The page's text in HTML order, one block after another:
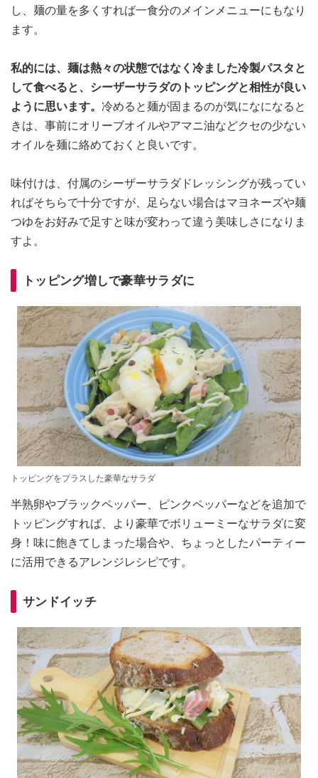
し、麺の量を多くすれば一食分のメインメニューにもなり
ます。
私的には、麺は熱々の状態ではなく冷ました冷製パスタと
して食べると、シーザーサラダのトッピングと相性が良い
ように思います。 冷めると麺が固まるのが気になになると
きは、事前にオリーブオイルやアマニ油などクセの少ない
オイルを麺に絡めておくと良いです。
味付けは、付属のシーザーサラダドレッシングが残ってい
ればそちらで十分ですが、足らない場合はマヨネーズや麺
つゆをお好みで足すと味が変わって違う美味しさになりま
すよ。
トッピング増しで豪華サラダに
トッピングをプラスした豪華なサラダ
半熟卵やブラックペッパー、ピンクペッパーなどを追加で
トッピングすれば、より豪華でボリューミーなサラダに変
身！味に飽きてしまった場合や、ちょっとしたパーティー
に活用できるアレンジレシピです。
サンドイッチ